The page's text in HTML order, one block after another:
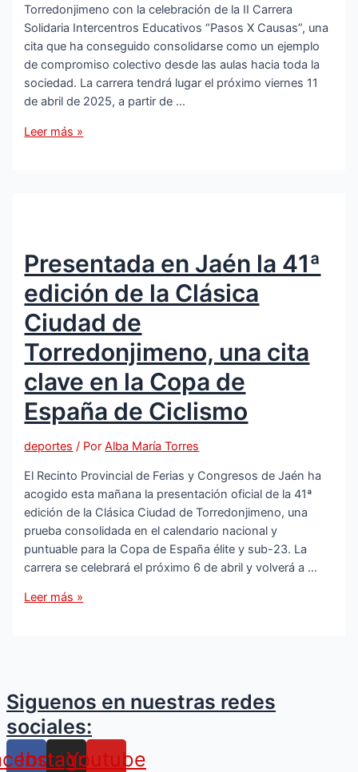
de
Jaén
Torredonjimeno con la celebración de la II Carrera
Solidaria Intercentros Educativos “Pasos X Causas”, una
cita que ha conseguido consolidarse como un ejemplo
de compromiso colectivo desde las aulas hacia toda la
sociedad. La carrera tendrá lugar el próximo viernes 11
de abril de 2025, a partir de …
La
Causas»
ya
tiene
fecha:
el
11
de
abril
en
la
Loma
los
Santos
Leer más »
Presentada en Jaén la 41ª
edición de la Clásica
Ciudad de
Torredonjimeno, una cita
clave en la Copa de
España de Ciclismo
deportes / PorAlba María Torres
El Recinto Provincial de Ferias y Congresos de Jaén ha
acogido esta mañana la presentación oficial de la 41ª
edición de la Clásica Ciudad de Torredonjimeno, una
prueba consolidada en el calendario nacional y
puntuable para la Copa de España élite y sub-23. La
carrera se celebrará el próximo 6 de abril y volverá a …
Presentada
de
la
Clásica
Ciudad
Leer más »
Siguenos en nuestras redes
sociales:
Instagram
Youtube